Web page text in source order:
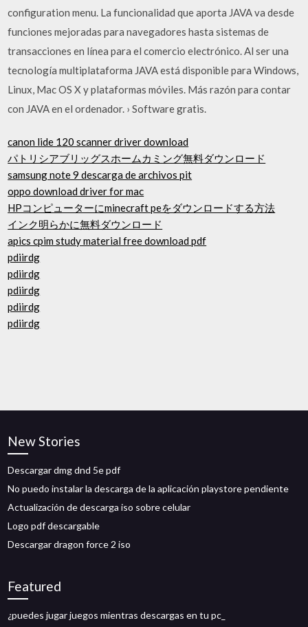
configuration menu. La funcionalidad que aporta JAVA va desde
funciones mejoradas para navegadores hasta sistemas de
transacciones en línea para el comercio electrónico. Al ser una
tecnología multiplataforma JAVA está disponible para Windows,
Linux, Mac OS X y plataformas móviles. Más razón para contar
con JAVA en el ordenador. › Software gratis.
canon lide 120 scanner driver download
パトリシアブリッグスホームカミング無料ダウンロード
samsung note 9 descarga de archivos pit
oppo download driver for mac
HPコンピューターにminecraft peをダウンロードする方法
インク明らかに無料ダウンロード
apics cpim study material free download pdf
pdiirdg
pdiirdg
pdiirdg
pdiirdg
pdiirdg
New Stories
Descargar dmg dnd 5e pdf
No puedo instalar la descarga de la aplicación playstore pendiente
Actualización de descarga iso sobre celular
Logo pdf descargable
Descargar dragon force 2 iso
Featured
¿puedes jugar juegos mientras descargas en tu pc_